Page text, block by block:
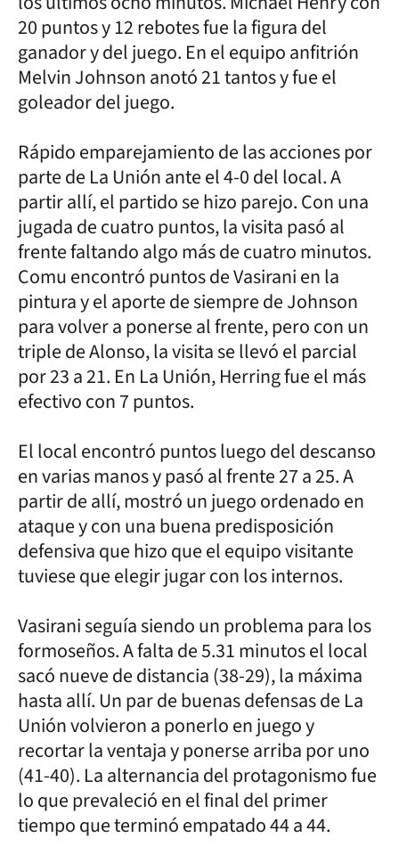
20 puntos y 12 rebotes fue la figura del
ganador y del juego. En el equipo anfitrión
Melvin Johnson anotó 21 tantos y fue el
goleador del juego.
Rápido emparejamiento de las acciones por
parte de La Unión ante el 4-0 del local. A
partir allí, el partido se hizo parejo. Con una
jugada de cuatro puntos, la visita pasó al
frente faltando algo más de cuatro minutos.
Comu encontró puntos de Vasirani en la
pintura y el aporte de siempre de Johnson
para volver a ponerse al frente, pero con un
triple de Alonso, la visita se llevó el parcial
por 23 a 21. En La Unión, Herring fue el más
efectivo con 7 puntos.
El local encontró puntos luego del descanso
en varias manos y pasó al frente 27 a 25. A
partir de allí, mostró un juego ordenado en
ataque y con una buena predisposición
defensiva que hizo que el equipo visitante
tuviese que elegir jugar con los internos.
Vasirani seguía siendo un problema para los
formoseños. A falta de 5.31 minutos el local
sacó nueve de distancia (38-29), la máxima
hasta allí. Un par de buenas defensas de La
Unión volvieron a ponerlo en juego y
recortar la ventaja y ponerse arriba por uno
(41-40). La alternancia del protagonismo fue
lo que prevaleció en el final del primer
tiempo que terminó empatado 44 a 44.